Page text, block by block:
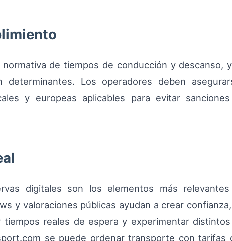
de tiempos de conducción y descanso,
determinantes. Los operadores deben
y europeas aplicables para evitar
digitales son los elementos más
y valoraciones públicas ayudan a crear
reales de espera y experimentar
se puede ordenar transporte con tarifas